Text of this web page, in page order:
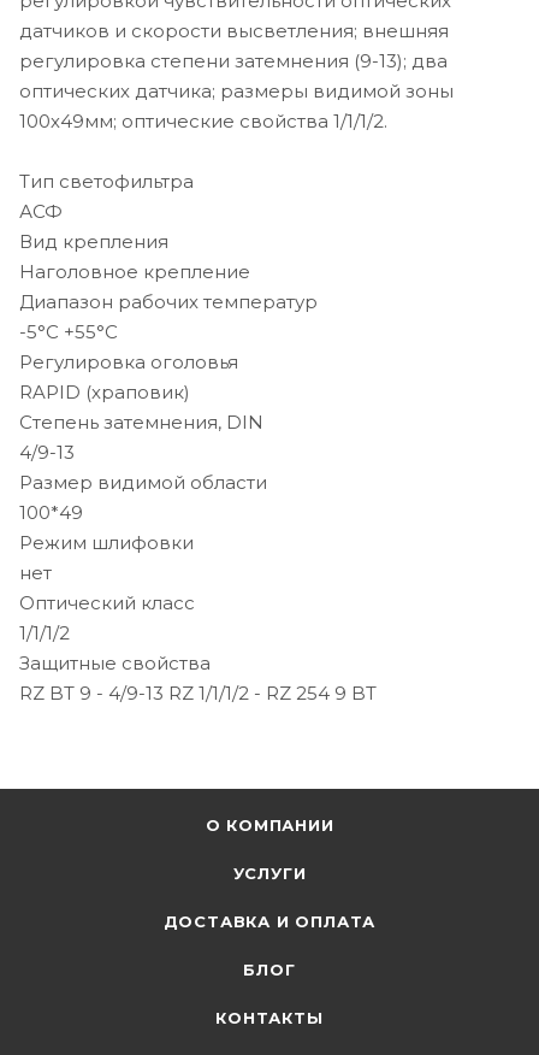
датчиков и скорости высветления; внешняя
регулировка степени затемнения (9-13); два
оптических датчика; размеры видимой зоны
100х49мм; оптические свойства 1/1/1/2.
Тип светофильтра
АСФ
Вид крепления
Наголовное крепление
Диапазон рабочих температур
-5°C +55°C
Регулировка оголовья
RAPID (храповик)
Степень затемнения, DIN
4/9-13
Размер видимой области
100*49
Режим шлифовки
нет
Оптический класс
1/1/1/2
Защитные свойства
RZ BT 9 - 4/9-13 RZ 1/1/1/2 - RZ 254 9 BT
О КОМПАНИИ
УСЛУГИ
ДОСТАВКА И ОПЛАТА
БЛОГ
КОНТАКТЫ